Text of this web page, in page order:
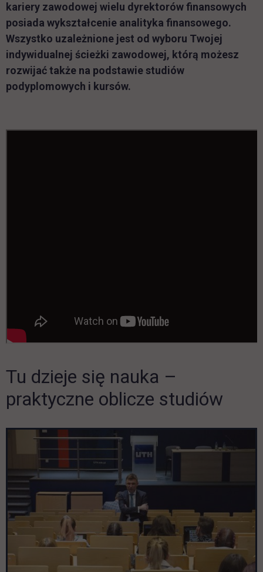
kariery zawodowej wielu dyrektorów finansowych
posiada wykształcenie analityka finansowego.
Wszystko uzależnione jest od wyboru Twojej
indywidualnej ścieżki zawodowej, którą możesz
rozwijać także na podstawie studiów
podyplomowych i kursów.
Tu dzieje się nauka –
praktyczne oblicze studiów
Pomiń galerię